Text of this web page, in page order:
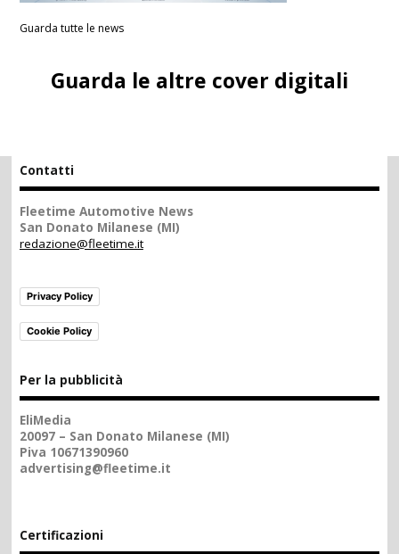
Guarda tutte le news
Guarda le altre cover digitali
Contatti
Fleetime Automotive News
San Donato Milanese (MI)
redazione@fleetime.it
Privacy Policy
Cookie Policy
Per la pubblicità
EliMedia
20097 – San Donato Milanese (MI)
Piva 10671390960
advertising@fleetime.it
Certificazioni